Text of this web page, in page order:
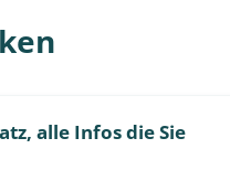
alle Infos die Sie